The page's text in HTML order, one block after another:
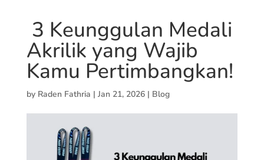
3 Keunggulan Medali
Akrilik yang Wajib
Kamu Pertimbangkan!
by Raden Fathria | Jan 21, 2026| Blog